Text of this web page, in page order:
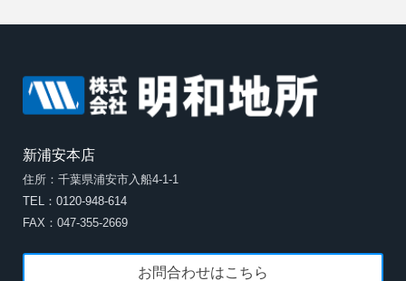
新浦安本店
住所：千葉県浦安市入船4-1-1
TEL：0120-948-614
FAX：047-355-2669
お問合わせはこちら